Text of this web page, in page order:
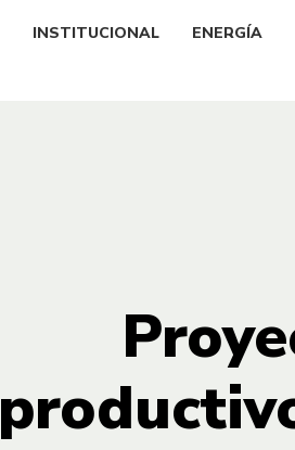
INSTITUCIONAL ENERGÍA